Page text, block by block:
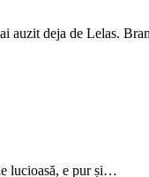
auzit deja de Lelas.
lucioasă, e pur și…